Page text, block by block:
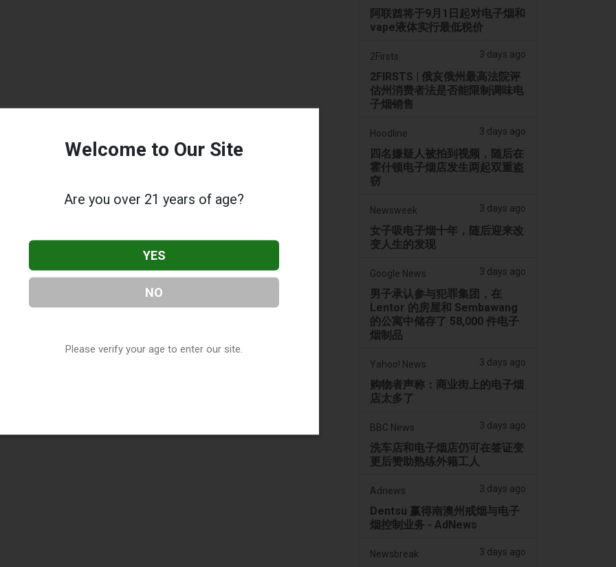
阿联酋将于9月1日起对电子烟和
vape液体实行最低税价
2Firsts 3 days ago
2FIRSTS | 俄亥俄州最高法院评
估州消费者法是否能限制调味电
子烟销售
Hoodline 3 days ago
四名嫌疑人被拍到视频，随后在
霍什顿电子烟店发生两起双重盗
窃
Newsweek 3 days ago
女子吸电子烟十年，随后迎来改
变人生的发现
Google News 3 days ago
男子承认参与犯罪集团，在
Lentor 的房屋和 Sembawang
的公寓中储存了 58,000 件电子
烟制品
Yahoo! News 3 days ago
购物者声称：商业街上的电子烟
店太多了
BBC News 3 days ago
洗车店和电子烟店仍可在签证变
更后赞助熟练外籍工人
Adnews 3 days ago
Dentsu 赢得南澳州戒烟与电子
烟控制业务 - AdNews
Newsbreak 3 days ago
Welcome to Our Site
Are you over 21 years of age?
YES
NO
Please verify your age to enter our site.